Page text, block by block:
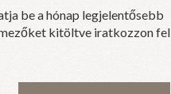
be a hónap legjelentősebb
kitöltve iratkozzon fel